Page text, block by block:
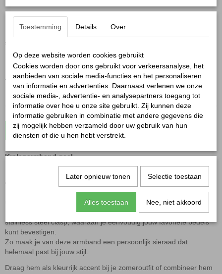
Kralenarmband geel
€ 8,95
Op voorraad
Aantal
In winkelwagen
Kralenarmband geel
Breng direct een zomerse sfeer in je outfit met de
Kralenarmband
geel
De vrolijke gele kleur geeft iedere look een frisse en zonnige
uitstraling en is perfect voor de warmere dagen van het jaar.
De armband is gemaakt van harskralen en voorzien van een
stainless steel clasp, waaraan je eenvoudig jouw favoriete bedels
kunt bevestigen.
Zo maak je van deze armband een persoonlijk sieraad dat
helemaal past bij jouw stijl.
Draag hem als kleurrijk accent bij je zomeroutfit of combineer hem
Toestemming Details Over
Op deze website worden cookies gebruikt
Cookies worden door ons gebruikt voor verkeersanalyse, het
aanbieden van sociale media-functies en het personaliseren
van informatie en advertenties. Daarnaast verlenen we onze
sociale media-, advertentie- en analysepartners toegang tot
informatie over hoe u onze site gebruikt. Zij kunnen deze
informatie gebruiken in combinatie met andere gegevens die
zij mogelijk hebben verzameld door uw gebruik van hun
diensten of die u hen hebt verstrekt.
Later opnieuw tonen Selectie toestaan
Alles toestaan Nee, niet akkoord